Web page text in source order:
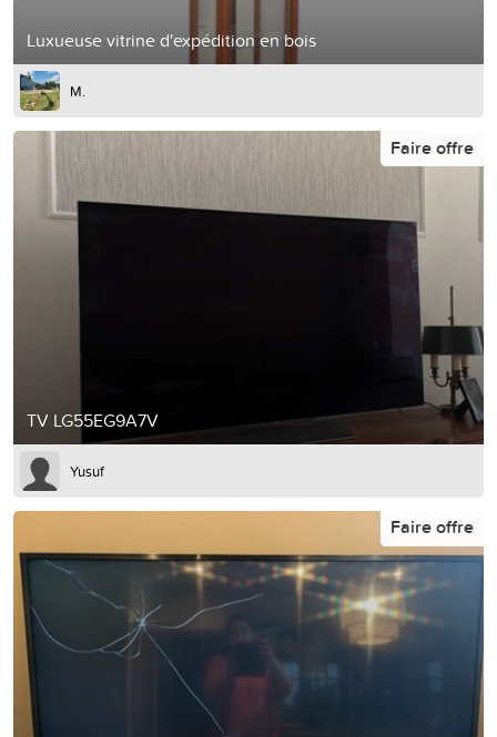
Luxueuse vitrine d'expédition en bois
M.
TV LG55EG9A7V
Faire offre
Yusuf
Faire offre